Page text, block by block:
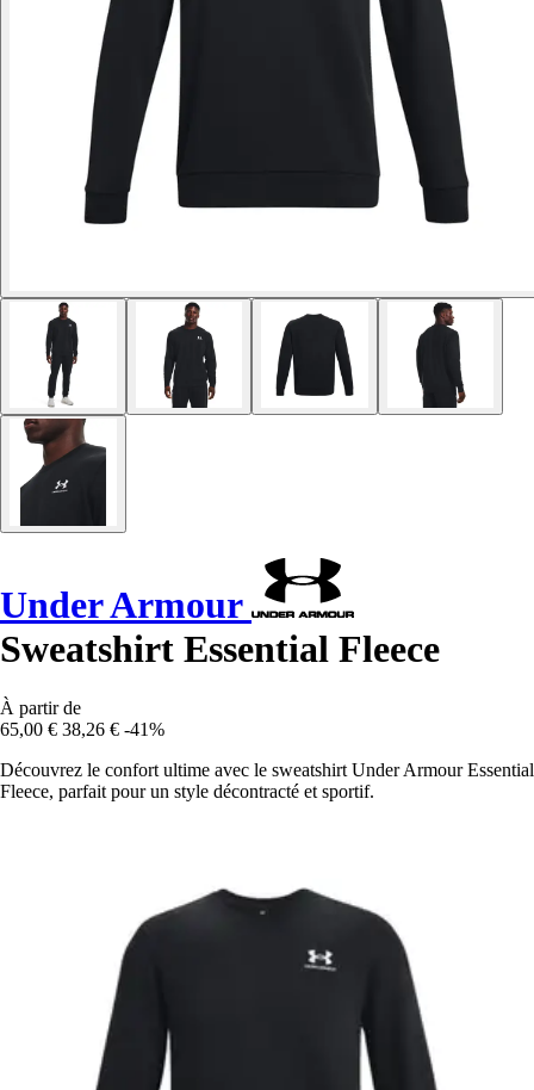
Under Armour
Sweatshirt Essential Fleece
À partir de
65,00 € 38,26 € -41%
Découvrez le confort ultime avec le sweatshirt Under Armour Essential
Fleece, parfait pour un style décontracté et sportif.